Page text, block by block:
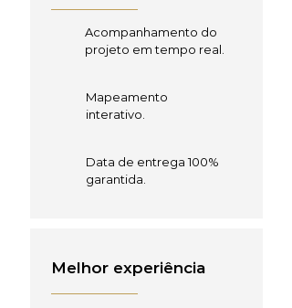
Acompanhamento do
projeto em tempo real.
Mapeamento
interativo.
Data de entrega 100%
garantida.
Melhor experiência